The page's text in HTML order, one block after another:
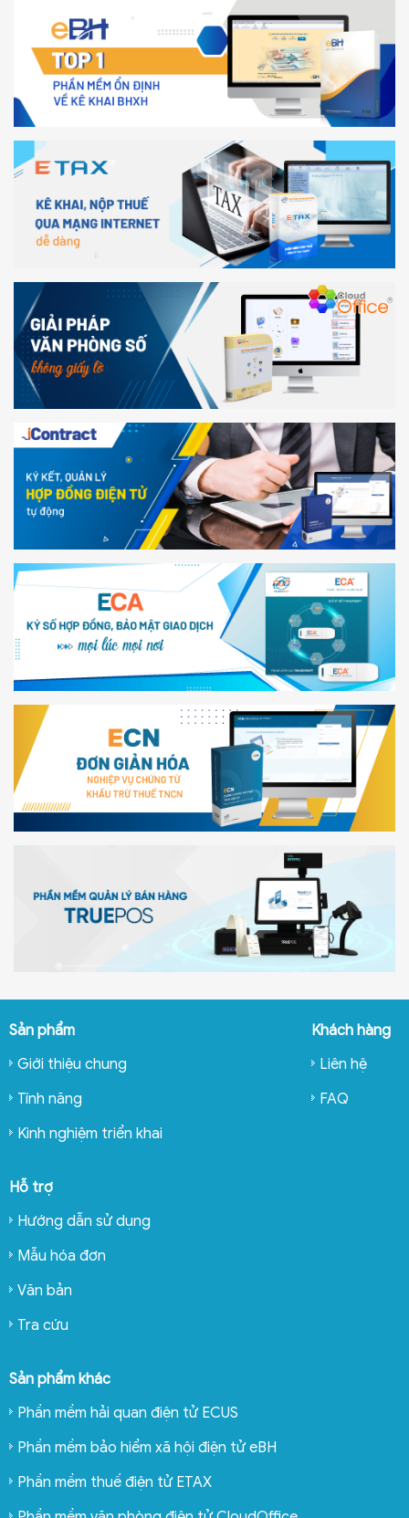
Sản phẩm
Giới thiệu chung
Tính năng
Kinh nghiệm triển khai
Khách hàng
Liên hệ
FAQ
Hỗ trợ
Hướng dẫn sử dụng
Mẫu hóa đơn
Văn bản
Tra cứu
Sản phẩm khác
Phần mềm hải quan điện tử ECUS
Phần mềm bảo hiểm xã hội điện tử eBH
Phần mềm thuế điện tử ETAX